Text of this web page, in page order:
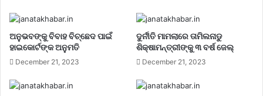
ଅନୁଭବଙ୍କୁ ବିବାହ ବିଚ୍ଛେଦ ପାଇଁ
ହାଇକୋର୍ଟଙ୍କ ଅନୁମତି
December 21, 2023
ଦୁର୍ନୀତି ମାମଲାରେ ତାମିଲନାଡୁ
ଶିକ୍ଷାମନ୍ତ୍ରୀଙ୍କୁ ୩ ବର୍ଷ ଜେଲ୍‌
December 21, 2023